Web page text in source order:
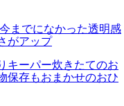
今までになかった透明感
がアップ
キーパー炊きたてのお
保存もおまかせのおひ